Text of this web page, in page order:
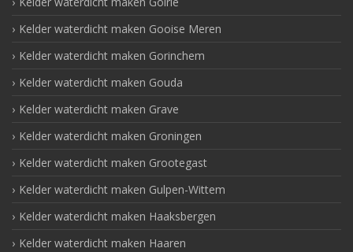
Kelder waterdicht maken Gooise Meren
Kelder waterdicht maken Gorinchem
Kelder waterdicht maken Gouda
Kelder waterdicht maken Grave
Kelder waterdicht maken Groningen
Kelder waterdicht maken Grootegast
Kelder waterdicht maken Gulpen-Wittem
Kelder waterdicht maken Haaksbergen
Kelder waterdicht maken Haaren